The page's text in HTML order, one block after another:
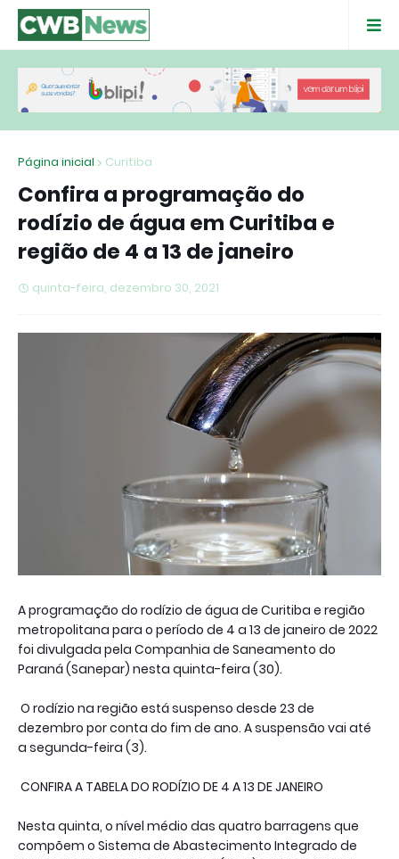
Página inicial Curitiba
Confira a programação do
rodízio de água em Curitiba e
região de 4 a 13 de janeiro
quinta-feira, dezembro 30, 2021
A programação do rodízio de água de Curitiba e região
metropolitana para o período de 4 a 13 de janeiro de 2022
foi divulgada pela Companhia de Saneamento do
Paraná (Sanepar) nesta quinta-feira (30).
O rodízio na região está suspenso desde 23 de
dezembro por conta do fim de ano. A suspensão vai até
a segunda-feira (3).
CONFIRA A TABELA DO RODÍZIO DE 4 A 13 DE JANEIRO
Nesta quinta, o nível médio das quatro barragens que
compõem o Sistema de Abastecimento Integrado de